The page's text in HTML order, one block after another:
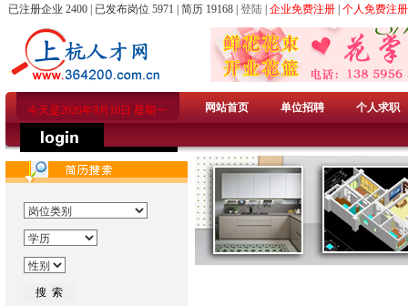
已注册企业 2400 | 已发布岗位 5971 | 简历 19168 | 登陆 企业免费注册 个人免费注册
今天是2026年8月10日 星期一 网站首页 单位招聘 个人求职